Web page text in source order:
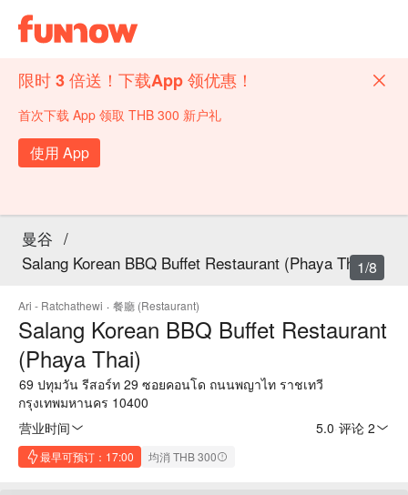
限时 3 倍送！下载App 领优惠！
首次下载 App 领取 THB 300 新户礼
使用 App
曼谷 /
Salang Korean BBQ Buffet Restaurant (Phaya Thai)
Ari - Ratchathewi · 餐廳 (Restaurant)
Salang Korean BBQ Buffet Restaurant
(Phaya Thai)
69 ปทุมวัน รีสอร์ท 29 ซอยคอนโด ถนนพญาไท ราชเทวี
กรุงเทพมหานคร 10400
营业时间
5.0 评论 2
最早可预订：17:00 均消 THB 300
1/8